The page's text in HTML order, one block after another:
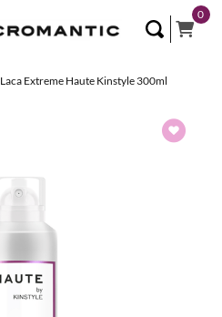
0
Laca Extreme Haute Kinstyle 300ml